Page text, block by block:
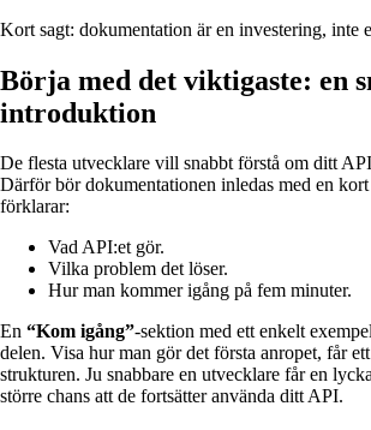
Kort sagt: dokumentation är en investering, inte
Börja med det viktigaste: en
introduktion
De flesta utvecklare vill snabbt förstå om ditt API
Därför bör dokumentationen inledas med en
förklarar:
Vad API:et gör.
Vilka problem det löser.
Hur man kommer igång på fem minuter.
En “Kom igång”-sektion med ett enkelt
delen. Visa hur man gör det första anropet, får
strukturen. Ju snabbare en utvecklare får en
större chans att de fortsätter använda ditt API.